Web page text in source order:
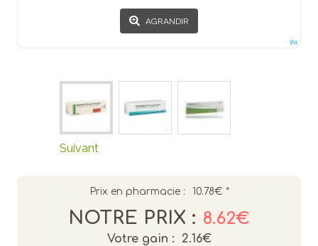
AGRANDIR
Suivant
Prix en pharmacie : 10.78€ *
NOTRE PRIX : 8.62€
Votre gain : 2.16€